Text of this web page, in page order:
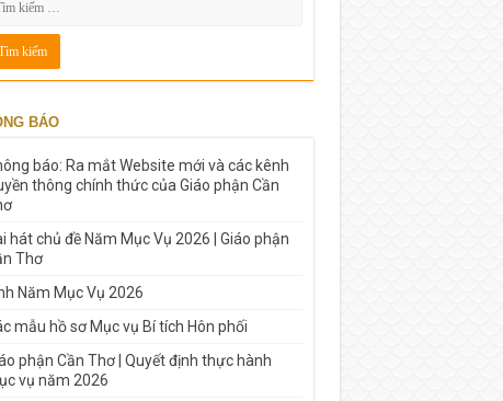
BÁO
báo: Ra mắt Website mới và các kênh
thông chính thức của Giáo phận Cần
hát chủ đề Năm Mục Vụ 2026 | Giáo phận
Thơ
Năm Mục Vụ 2026
mẫu hồ sơ Mục vụ Bí tích Hôn phối
phận Cần Thơ | Quyết định thực hành
vụ năm 2026